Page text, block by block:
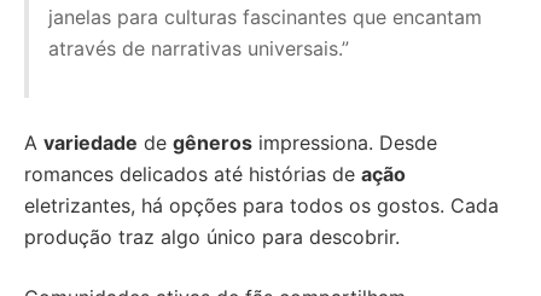
janelas para culturas fascinantes que encantam
através de narrativas universais.”
A variedade de gêneros impressiona. Desde
romances delicados até histórias de ação
eletrizantes, há opções para todos os gostos. Cada
produção traz algo único para descobrir.